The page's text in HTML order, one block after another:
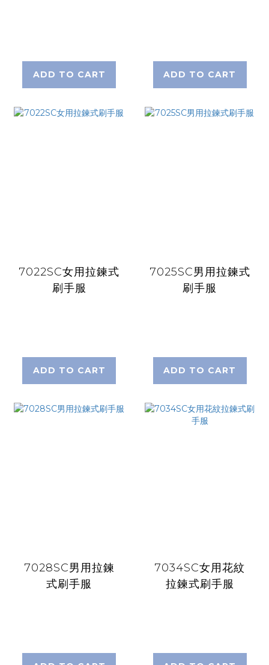
ADD TO CART ADD TO CART
7022SC女用拉鍊式
刷手服
ADD TO CART
7025SC男用拉鍊式
刷手服
ADD TO CART
7028SC男用拉鍊
式刷手服
7034SC女用花紋
拉鍊式刷手服